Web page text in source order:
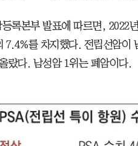
록본부 발표에 따르면, 2022
7.4%를 차지했다. 전립선암이
랐다. 남성암 1위는 폐암이다.